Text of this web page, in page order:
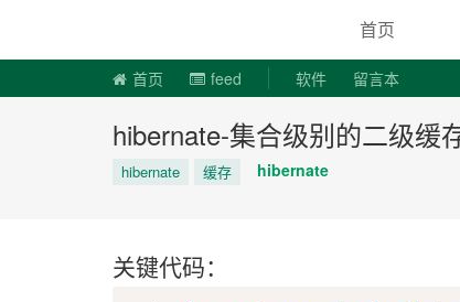
说易事
首页
首页 feed 软件 留言本
hibernate-集合级别的二级缓
hibernate 缓存 hibernate
关键代码：